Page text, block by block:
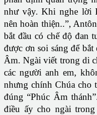
như vậy. Khi nghe lời
nên hoàn thiện..”,
bắt đầu có chế độ đan
được ơn soi sáng để
Âm. Ngài viết trong di
các người anh em,
nhưng chính Chúa cho
đúng “Phúc Âm
điều ấy cho ngài